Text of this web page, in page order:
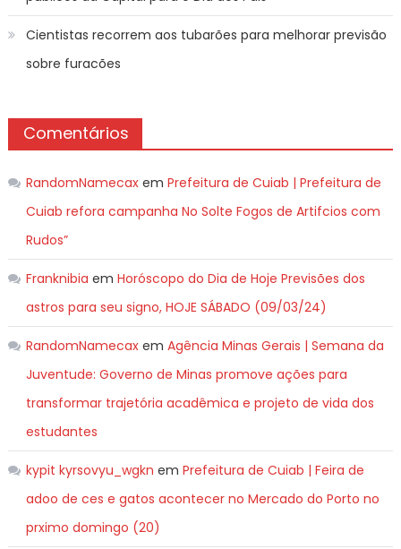
Cientistas recorrem aos tubarões para melhorar previsão
sobre furacões
Comentários
RandomNamecaxem Prefeitura de Cuiab | Prefeitura de
Cuiab refora campanha No Solte Fogos de Artifcios com
Rudos”
Franknibia em Horóscopo do Dia de Hoje Previsões dos
astros para seu signo, HOJE SÁBADO (09/03/24)
RandomNamecaxem Agência Minas Gerais | Semana da
Juventude: Governo de Minas promove ações para
transformar trajetória acadêmica e projeto de vida dos
estudantes
kypit kyrsovyu_wgkn em Prefeitura de Cuiab | Feira de
adoo de ces e gatos acontecer no Mercado do Porto no
prximo domingo (20)